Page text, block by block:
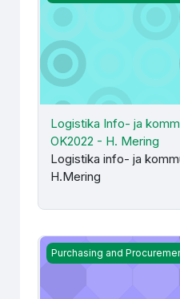
Logistika Info- ja
OK2022 - H. Mering
Logistika info- ja
H.Mering
OK praktika - E.
Purchasing and